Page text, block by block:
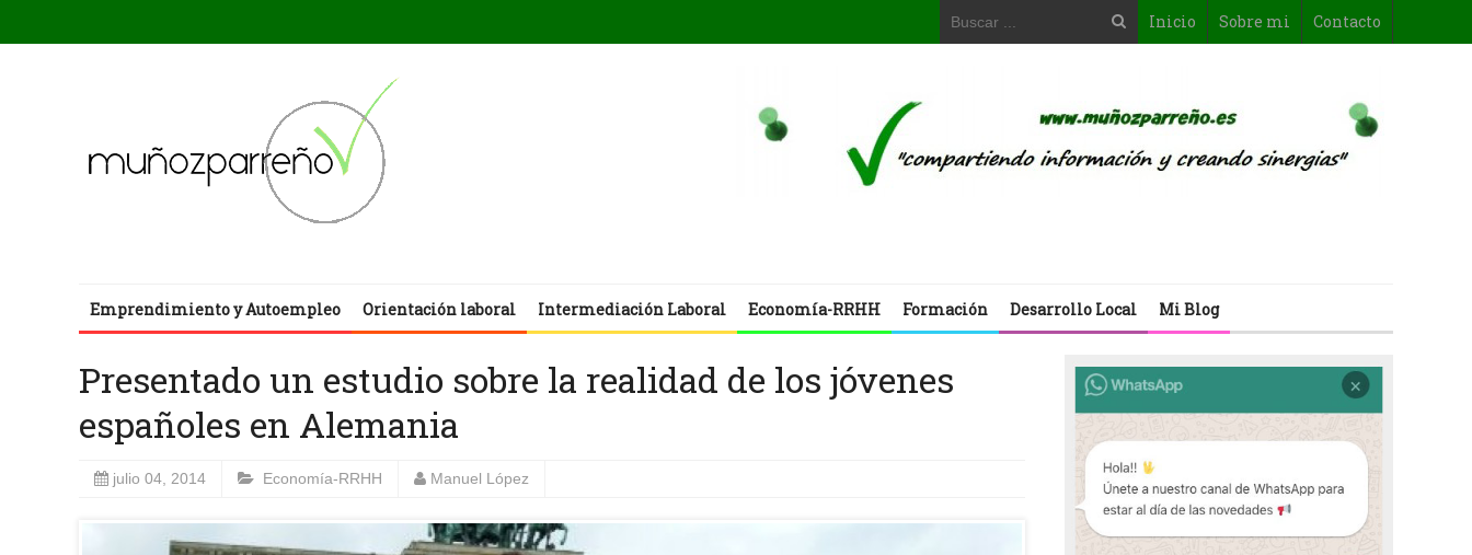
Inicio Sobre mi Contacto
Emprendimiento y Autoempleo Orientación laboral Intermediación Laboral Economía-RRHH Formación Desarrollo Local Mi Blog
Presentado un estudio sobre la realidad de los jóvenes
españoles en Alemania
julio 04, 2014 Economía-RRHH Manuel López